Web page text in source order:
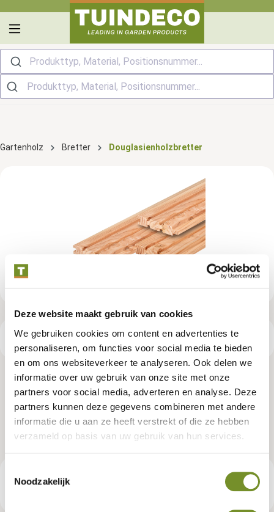
Deze website maakt gebruik van cookies
We gebruiken cookies om content en advertenties te
personaliseren, om functies voor social media te bieden
en om ons websiteverkeer te analyseren. Ook delen we
informatie over uw gebruik van onze site met onze
partners voor social media, adverteren en analyse. Deze
partners kunnen deze gegevens combineren met andere
informatie die u aan ze heeft verstrekt of die ze hebben
verzameld op basis van uw gebruik van hun services.
Noodzakelijk
springen
Produkttyp, Material, Positionsnummer...
Gartenholz Bretter Douglasienholzbretter
Produktspezifikationen
Douglasie Dreifachprofil 2,8 x 14,5
x 224 cm, getrocknet, gehobelt
Artikelnummer: P087138
14,95 €